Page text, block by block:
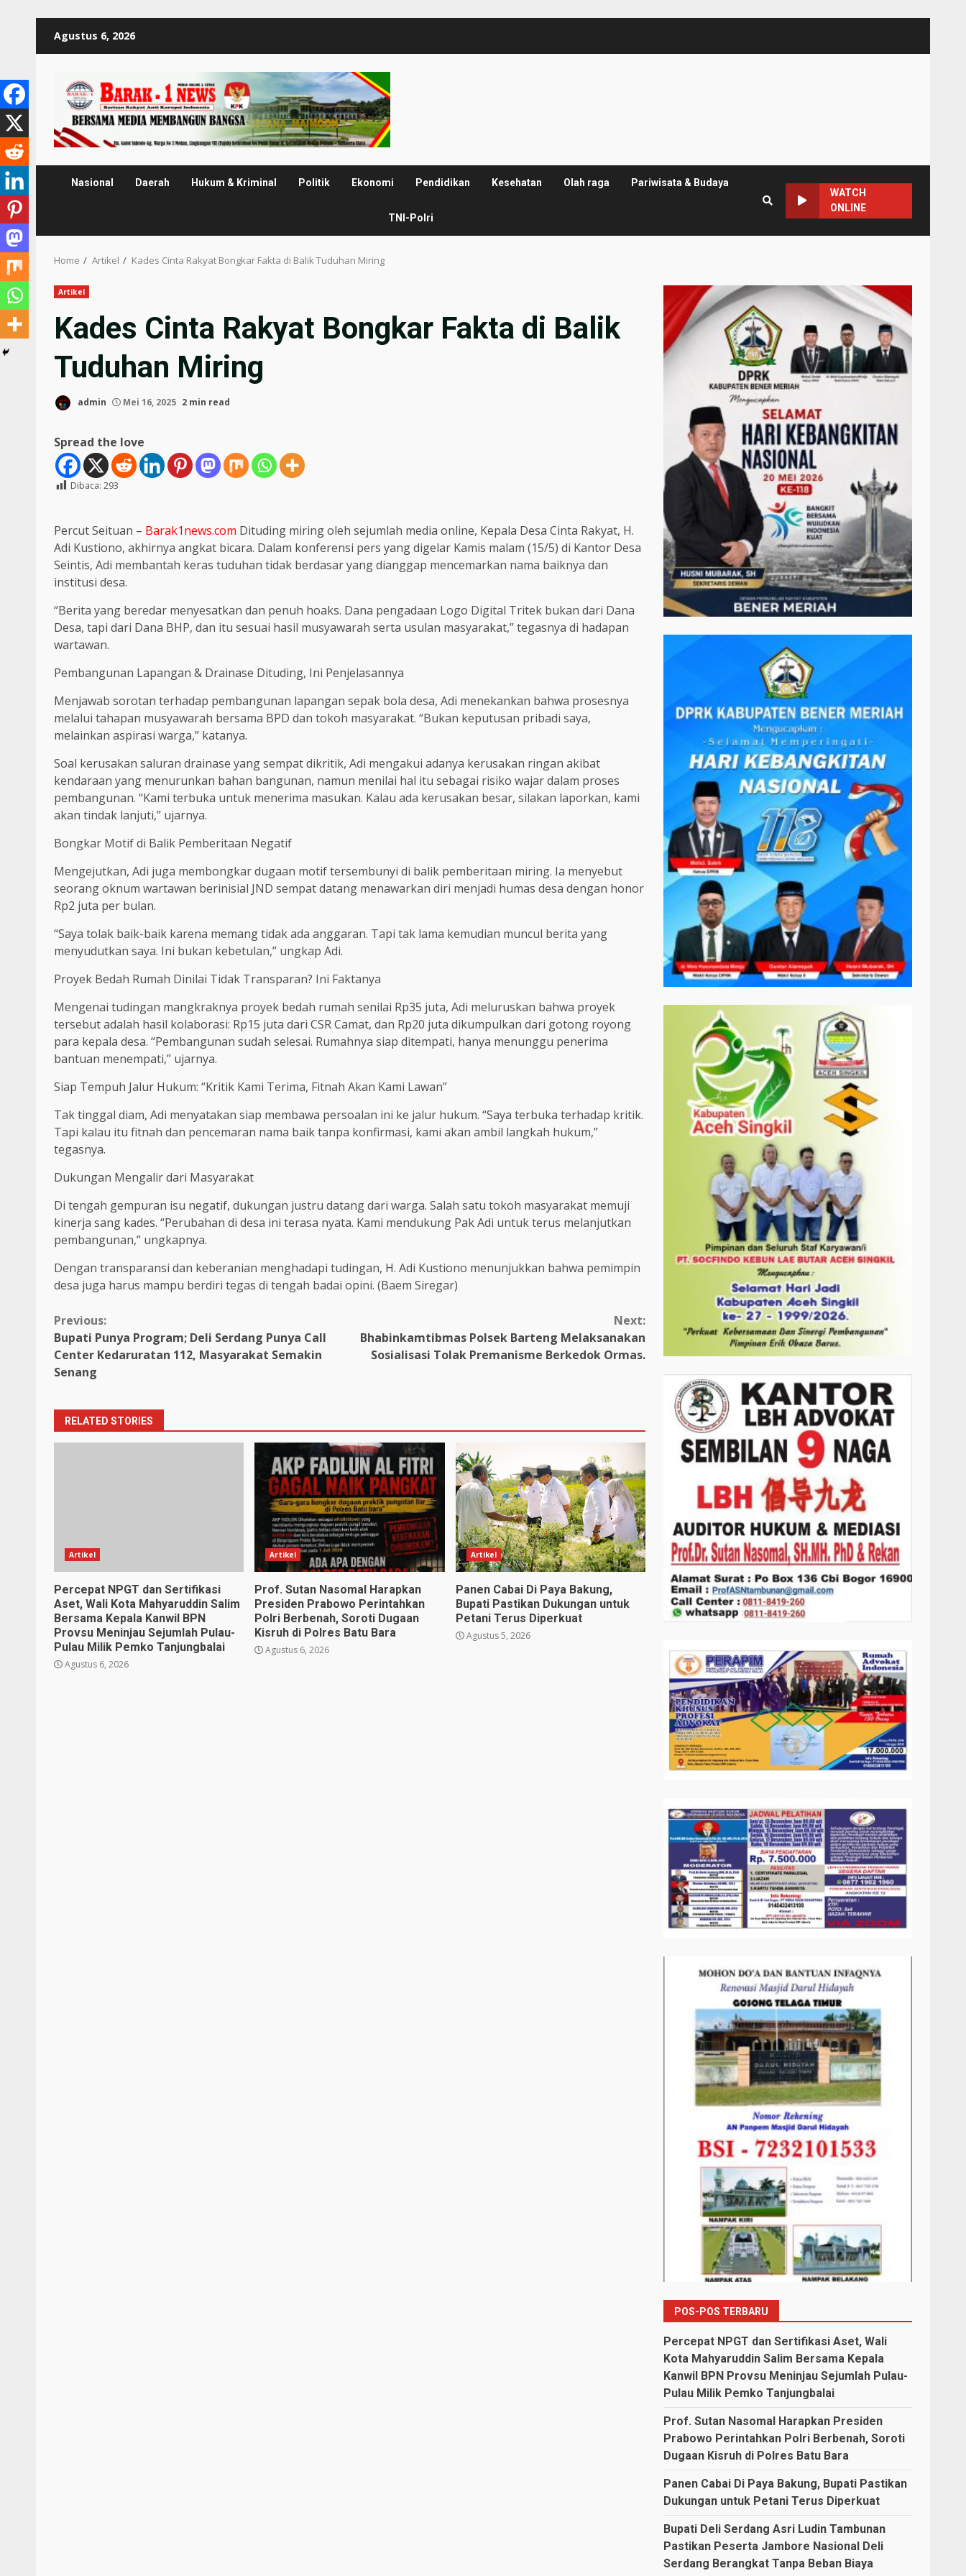
Agustus 6, 2026
Nasional Daerah Hukum & Kriminal Politik Ekonomi Pendidikan Kesehatan Olah raga Pariwisata & Budaya
TNI-Polri
WATCH
ONLINE
Home Artikel Kades Cinta Rakyat Bongkar Fakta di Balik Tuduhan Miring
Artikel
Kades Cinta Rakyat Bongkar Fakta di Balik
Tuduhan Miring
admin Mei 16, 2025 2 min read
Spread the love
Dibaca: 293
Percut Seituan – Barak1news.com Dituding miring oleh sejumlah media online, Kepala Desa Cinta Rakyat, H.
Adi Kustiono, akhirnya angkat bicara. Dalam konferensi pers yang digelar Kamis malam (15/5) di Kantor Desa
Seintis, Adi membantah keras tuduhan tidak berdasar yang dianggap mencemarkan nama baiknya dan
institusi desa.
“Berita yang beredar menyesatkan dan penuh hoaks. Dana pengadaan Logo Digital Tritek bukan dari Dana
Desa, tapi dari Dana BHP, dan itu sesuai hasil musyawarah serta usulan masyarakat,” tegasnya di hadapan
wartawan.
Pembangunan Lapangan & Drainase Dituding, Ini Penjelasannya
Menjawab sorotan terhadap pembangunan lapangan sepak bola desa, Adi menekankan bahwa prosesnya
melalui tahapan musyawarah bersama BPD dan tokoh masyarakat. “Bukan keputusan pribadi saya,
melainkan aspirasi warga,” katanya.
Soal kerusakan saluran drainase yang sempat dikritik, Adi mengakui adanya kerusakan ringan akibat
kendaraan yang menurunkan bahan bangunan, namun menilai hal itu sebagai risiko wajar dalam proses
pembangunan. “Kami terbuka untuk menerima masukan. Kalau ada kerusakan besar, silakan laporkan, kami
akan tindak lanjuti,” ujarnya.
Bongkar Motif di Balik Pemberitaan Negatif
Mengejutkan, Adi juga membongkar dugaan motif tersembunyi di balik pemberitaan miring. Ia menyebut
seorang oknum wartawan berinisial JND sempat datang menawarkan diri menjadi humas desa dengan honor
Rp2 juta per bulan.
“Saya tolak baik-baik karena memang tidak ada anggaran. Tapi tak lama kemudian muncul berita yang
menyudutkan saya. Ini bukan kebetulan,” ungkap Adi.
Proyek Bedah Rumah Dinilai Tidak Transparan? Ini Faktanya
Mengenai tudingan mangkraknya proyek bedah rumah senilai Rp35 juta, Adi meluruskan bahwa proyek
tersebut adalah hasil kolaborasi: Rp15 juta dari CSR Camat, dan Rp20 juta dikumpulkan dari gotong royong
para kepala desa. “Pembangunan sudah selesai. Rumahnya siap ditempati, hanya menunggu penerima
bantuan menempati,” ujarnya.
Siap Tempuh Jalur Hukum: “Kritik Kami Terima, Fitnah Akan Kami Lawan”
Tak tinggal diam, Adi menyatakan siap membawa persoalan ini ke jalur hukum. “Saya terbuka terhadap kritik.
Tapi kalau itu fitnah dan pencemaran nama baik tanpa konfirmasi, kami akan ambil langkah hukum,”
tegasnya.
Dukungan Mengalir dari Masyarakat
Di tengah gempuran isu negatif, dukungan justru datang dari warga. Salah satu tokoh masyarakat memuji
kinerja sang kades. “Perubahan di desa ini terasa nyata. Kami mendukung Pak Adi untuk terus melanjutkan
pembangunan,” ungkapnya.
Dengan transparansi dan keberanian menghadapi tudingan, H. Adi Kustiono menunjukkan bahwa pemimpin
desa juga harus mampu berdiri tegas di tengah badai opini. (Baem Siregar)
Continue
Reading
Previous:
Bupati Punya Program; Deli Serdang Punya Call
Center Kedaruratan 112, Masyarakat Semakin
Senang
Next:
Bhabinkamtibmas Polsek Barteng Melaksanakan
Sosialisasi Tolak Premanisme Berkedok Ormas.
RELATED STORIES
Artikel
Percepat NPGT dan Sertifikasi
Aset, Wali Kota Mahyaruddin Salim
Bersama Kepala Kanwil BPN
Provsu Meninjau Sejumlah Pulau-
Pulau Milik Pemko Tanjungbalai
Agustus 6, 2026
Artikel
Prof. Sutan Nasomal Harapkan
Presiden Prabowo Perintahkan
Polri Berbenah, Soroti Dugaan
Kisruh di Polres Batu Bara
Agustus 6, 2026
Artikel
Panen Cabai Di Paya Bakung,
Bupati Pastikan Dukungan untuk
Petani Terus Diperkuat
Agustus 5, 2026
POS-POS TERBARU
Percepat NPGT dan Sertifikasi Aset, Wali
Kota Mahyaruddin Salim Bersama Kepala
Kanwil BPN Provsu Meninjau Sejumlah Pulau-
Pulau Milik Pemko Tanjungbalai
Prof. Sutan Nasomal Harapkan Presiden
Prabowo Perintahkan Polri Berbenah, Soroti
Dugaan Kisruh di Polres Batu Bara
Panen Cabai Di Paya Bakung, Bupati Pastikan
Dukungan untuk Petani Terus Diperkuat
Bupati Deli Serdang Asri Ludin Tambunan
Pastikan Peserta Jambore Nasional Deli
Serdang Berangkat Tanpa Beban Biaya